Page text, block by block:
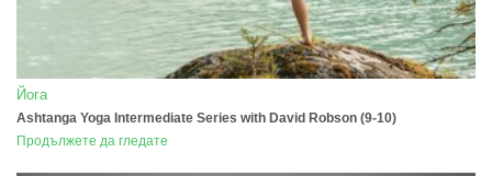
Йога
Ashtanga Yoga Intermediate Series with David Robson (9-10)
Продължете да гледате